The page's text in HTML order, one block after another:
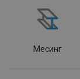
Месинг